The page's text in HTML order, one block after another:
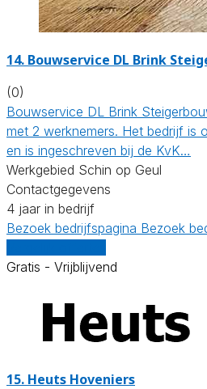
14. Bouwservice DL Brink
(0)
Bouwservice DL Brink
met 2 werknemers. Het bedrijf is
en is ingeschreven bij de KvK…
Werkgebied Schin op Geul
Contactgegevens
4 jaar in bedrijf
Bezoek bedrijfspagina Bezoek
Gratis - Vrijblijvend
15. Heuts Hoveniers